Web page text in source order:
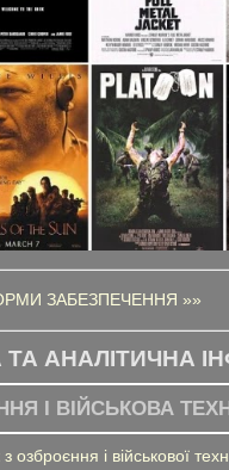
ЗАБЕЗПЕЧЕННЯ »»
АНАЛІТИЧНА
І ВІЙСЬКОВА
озброєння і військової